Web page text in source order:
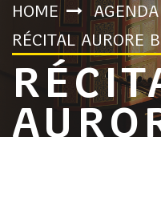
HOME
AGENDA
RÉCITAL AURORE